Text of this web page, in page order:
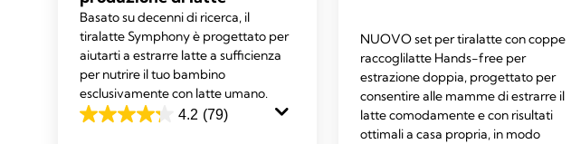
Basato su decenni di ricerca, il
tiralatte Symphony è progettato per
aiutarti a estrarre latte a sufficienza
per nutrire il tuo bambino
esclusivamente con latte umano.
4.2 (79)
4.2
NUOVO set per tiralatte con coppe
raccoglilatte Hands-free per
estrazione doppia, progettato per
consentire alle mamme di estrarre il
latte comodamente e con risultati
ottimali a casa propria, in modo